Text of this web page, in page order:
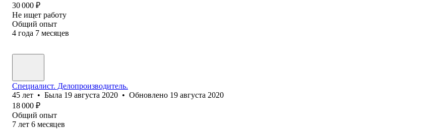
30 000 ₽
Не ищет работу
Общий опыт
4 года 7 месяцев
Специалист. Делопроизводитель.
45 лет • Была 19 августа 2020 • Обновлено 19 августа 2020
18 000 ₽
Общий опыт
7 лет 6 месяцев